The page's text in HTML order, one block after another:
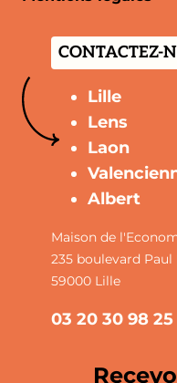
CONTACTEZ-
Lille
Lens
Laon
Albert
Maison de
235 boulevard Paul
59000 Lille
03 20 30 98 25